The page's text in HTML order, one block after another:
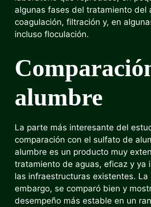
algunas fases del tratamiento del
coagulación, filtración y, en
incluso floculación.
alumbre
La parte más interesante del
comparación con el sulfato de
alumbre es un producto muy
tratamiento de aguas, eficaz y ya
las infraestructuras existentes. La
embargo, se comparó bien y
desempeño más estable en un